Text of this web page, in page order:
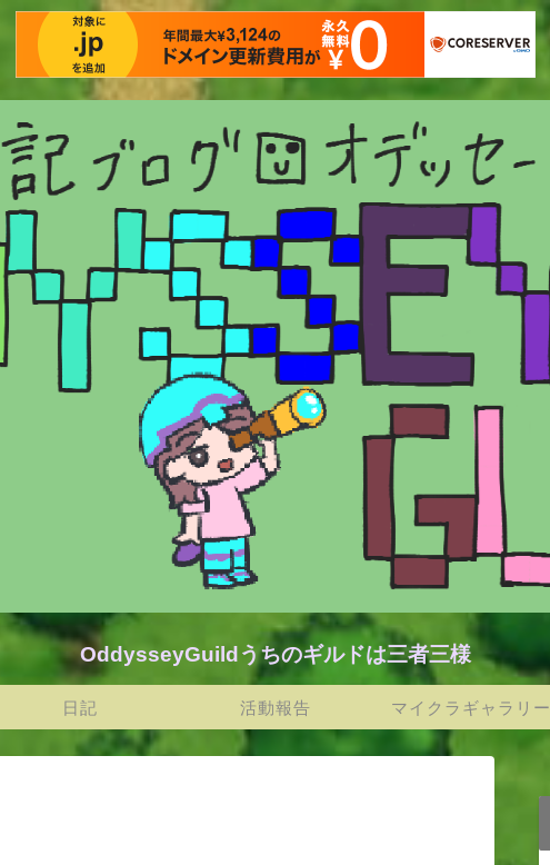
OddysseyGuildうちのギルドは三者三様
日記 活動報告 マイクラギャラリー